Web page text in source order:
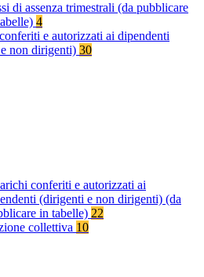
di assenza trimestrali (da pubblicare
4
e autorizzati ai dipendenti
non dirigenti) 30
conferiti e autorizzati ai
(dirigenti e non dirigenti) (da
in tabelle) 22
collettiva 10